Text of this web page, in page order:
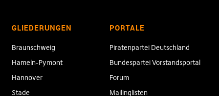
GLIEDERUNGEN
Braunschweig
Hameln-Pymont
Hannover
Stade
PORTALE
Piratenpartei Deutschland
Bundespartei Vorstandsportal
Forum
Mailinglisten